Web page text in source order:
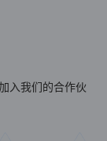
入我们的合作伙